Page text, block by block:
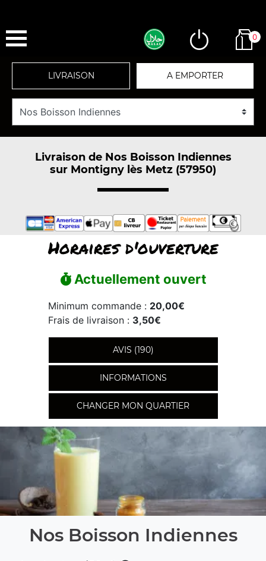
0
LIVRAISON A EMPORTER
Livraison de Nos Boisson Indiennes
sur Montigny lès Metz (57950)
Horaires d'ouverture
Actuellement ouvert
Minimum commande : 20,00€
Frais de livraison : 3,50€
AVIS (190)
INFORMATIONS
CHANGER MON QUARTIER
Nos Boisson Indiennes